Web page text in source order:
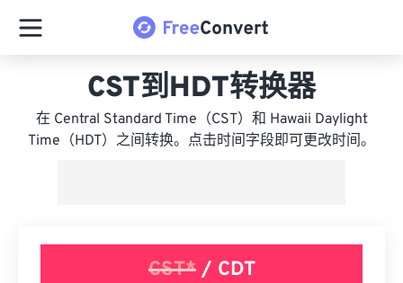
CST到HDT转换器
在 Central Standard Time（CST）和 Hawaii Daylight
Time（HDT）之间转换。点击时间字段即可更改时间。
CST*/ CDT